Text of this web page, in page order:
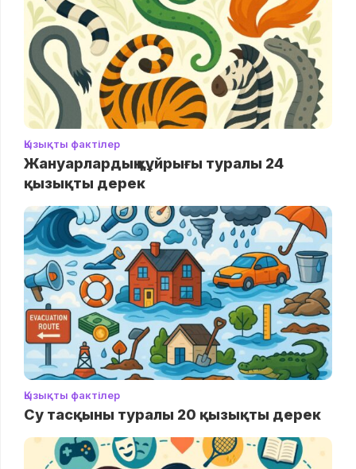
Қызықты фактілер
Жануарлардың құйрығы туралы 24
қызықты дерек
Қызықты фактілер
Су тасқыны туралы 20 қызықты дерек